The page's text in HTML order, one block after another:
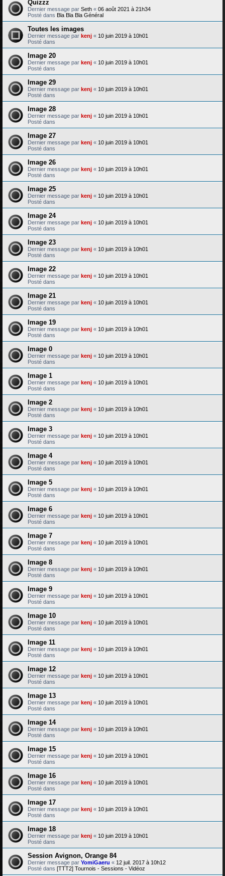
Quizzz
Dernier message par Seth « 06 août 2021 à 21h34
Posté dans Bla Bla Bla Général
Toutes les images
Dernier message par kenj « 10 juin 2019 à 10h01
Posté dans
Image 20
Dernier message par kenj « 10 juin 2019 à 10h01
Posté dans
Image 29
Dernier message par kenj « 10 juin 2019 à 10h01
Posté dans
Image 28
Dernier message par kenj « 10 juin 2019 à 10h01
Posté dans
Image 27
Dernier message par kenj « 10 juin 2019 à 10h01
Posté dans
Image 26
Dernier message par kenj « 10 juin 2019 à 10h01
Posté dans
Image 25
Dernier message par kenj « 10 juin 2019 à 10h01
Posté dans
Image 24
Dernier message par kenj « 10 juin 2019 à 10h01
Posté dans
Image 23
Dernier message par kenj « 10 juin 2019 à 10h01
Posté dans
Image 22
Dernier message par kenj « 10 juin 2019 à 10h01
Posté dans
Image 21
Dernier message par kenj « 10 juin 2019 à 10h01
Posté dans
Image 19
Dernier message par kenj « 10 juin 2019 à 10h01
Posté dans
Image 0
Dernier message par kenj « 10 juin 2019 à 10h01
Posté dans
Image 1
Dernier message par kenj « 10 juin 2019 à 10h01
Posté dans
Image 2
Dernier message par kenj « 10 juin 2019 à 10h01
Posté dans
Image 3
Dernier message par kenj « 10 juin 2019 à 10h01
Posté dans
Image 4
Dernier message par kenj « 10 juin 2019 à 10h01
Posté dans
Image 5
Dernier message par kenj « 10 juin 2019 à 10h01
Posté dans
Image 6
Dernier message par kenj « 10 juin 2019 à 10h01
Posté dans
Image 7
Dernier message par kenj « 10 juin 2019 à 10h01
Posté dans
Image 8
Dernier message par kenj « 10 juin 2019 à 10h01
Posté dans
Image 9
Dernier message par kenj « 10 juin 2019 à 10h01
Posté dans
Image 10
Dernier message par kenj « 10 juin 2019 à 10h01
Posté dans
Image 11
Dernier message par kenj « 10 juin 2019 à 10h01
Posté dans
Image 12
Dernier message par kenj « 10 juin 2019 à 10h01
Posté dans
Image 13
Dernier message par kenj « 10 juin 2019 à 10h01
Posté dans
Image 14
Dernier message par kenj « 10 juin 2019 à 10h01
Posté dans
Image 15
Dernier message par kenj « 10 juin 2019 à 10h01
Posté dans
Image 16
Dernier message par kenj « 10 juin 2019 à 10h01
Posté dans
Image 17
Dernier message par kenj « 10 juin 2019 à 10h01
Posté dans
Image 18
Dernier message par kenj « 10 juin 2019 à 10h01
Posté dans
Session Avignon, Orange 84
Dernier message par YomiGaeru « 12 juil. 2017 à 10h12
Posté dans [TTT2] Tournois - Sessions - Vidéoz